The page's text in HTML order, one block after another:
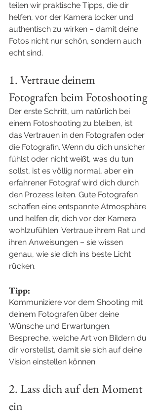
teilen wir praktische Tipps, die dir
helfen, vor der Kamera locker und
authentisch zu wirken – damit deine
Fotos nicht nur schön, sondern auch
echt sind.
1. Vertraue deinem
Fotografen beim Fotoshooting
Der erste Schritt, um natürlich bei
einem Fotoshooting zu bleiben, ist
das Vertrauen in den Fotografen oder
die Fotografin. Wenn du dich unsicher
fühlst oder nicht weißt, was du tun
sollst, ist es völlig normal, aber ein
erfahrener Fotograf wird dich durch
den Prozess leiten. Gute Fotografen
schaffen eine entspannte Atmosphäre
und helfen dir, dich vor der Kamera
wohlzufühlen. Vertraue ihrem Rat und
ihren Anweisungen – sie wissen
genau, wie sie dich ins beste Licht
rücken.
Tipp:
Kommuniziere vor dem Shooting mit
deinem Fotografen über deine
Wünsche und Erwartungen.
Bespreche, welche Art von Bildern du
dir vorstellst, damit sie sich auf deine
Vision einstellen können.
2. Lass dich auf den Moment
ein